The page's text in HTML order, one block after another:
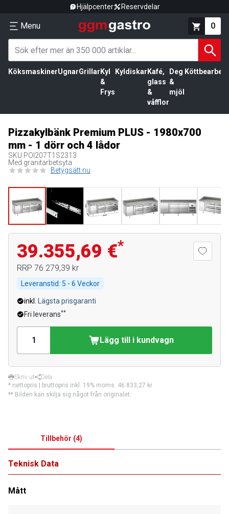
Hjälpcenter Reservdelar
Menu 0
KöksmaskinerUgnarGrillar Kyl
&
Frys
Kyldiskar Kafé,
glass
&
våfflor
Deg
&
mjöl
Pizzakylbänk Premium PLUS - 1980x700
mm - 1 dörr och 4 lådor
SKU POI207T1S2313
Med granitarbetsyta
Betygsätt nu
39.355,69 €*
RRP 76 279,39 kr
Leveranstid: 5 - 6 Veckor
inkl.
Lägsta prisgaranti
Fri leverans**
Lägg till i kundvagn
Skriv ut
Dela
* nettopris | bruttopris inkl. 19% moms: 46 833,27 kr
** Bilden kan skilja sig något från originalet.
Tillbehör (4)
Teknisk Data
Mått